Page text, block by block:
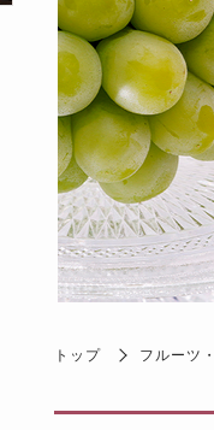
トップ フルーツ